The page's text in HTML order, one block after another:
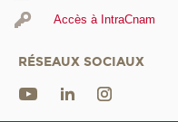
Accès à IntraCnam
RÉSEAUX SOCIAUX